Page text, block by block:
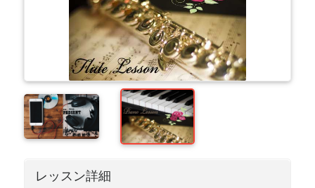
レッスン詳細